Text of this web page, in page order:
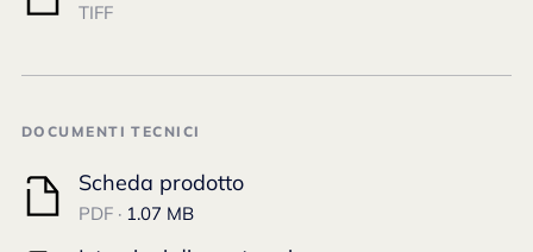
TIFF
DOCUMENTI TECNICI
Scheda prodotto
PDF · 1.07 MB